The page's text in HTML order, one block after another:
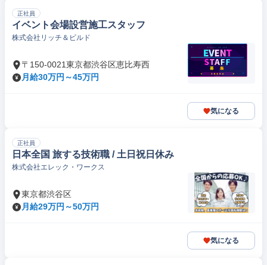
正社員
イベント会場設営施工スタッフ
株式会社リッチ＆ビルド
〒150-0021東京都渋谷区恵比寿西
月給30万円～45万円
気になる
正社員
日本全国 旅する技術職 / 土日祝日休み
株式会社エレック・ワークス
東京都渋谷区
月給29万円～50万円
気になる